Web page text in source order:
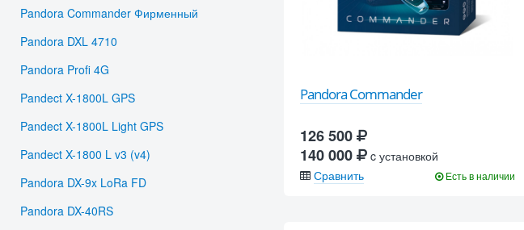
Pandora Commander
126 500
140 000
c установкой
Сравнить
Есть в наличии
Pandora Commander Фирменный
Pandora DXL 4710
Pandora Profi 4G
Pandect X-1800L GPS
Pandect X-1800L Light GPS
Pandect X-1800 L v3 (v4)
Pandora DX-9x LoRa FD
Pandora DX-40RS